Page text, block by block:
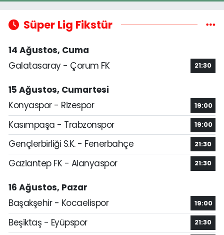
Süper Lig Fikstür
14 Ağustos, Cuma
Galatasaray - Çorum FK
21:30
15 Ağustos, Cumartesi
Konyaspor - Rizespor
19:00
Kasımpaşa - Trabzonspor 19:00
Gençlerbirliği S.K. - Fenerbahçe 21:30
Gaziantep FK - Alanyaspor 21:30
16 Ağustos, Pazar
Başakşehir - Kocaelispor
19:00
Beşiktaş - Eyüpspor 21:30